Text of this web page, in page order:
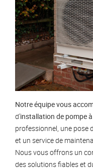
Notre équipe vous
d’installation de pompe
professionnel, une pose
et un service de
Nous vous offrons un
des solutions fiables et